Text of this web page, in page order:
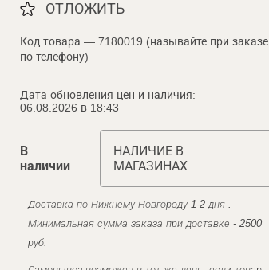
ОТЛОЖИТЬ
Код товара — 7180019 (называйте при заказе
по телефону)
Дата обновления цен и наличия:
06.08.2026 в 18:43
В
наличии
НАЛИЧИЕ В
МАГАЗИНАХ
Доставка по Нижнему Новгороду 1-2 дня .
Минимальная сумма заказа при доставке - 2500
руб.